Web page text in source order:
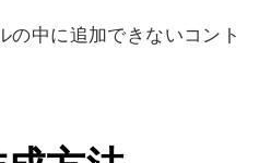
の中に追加できないコント